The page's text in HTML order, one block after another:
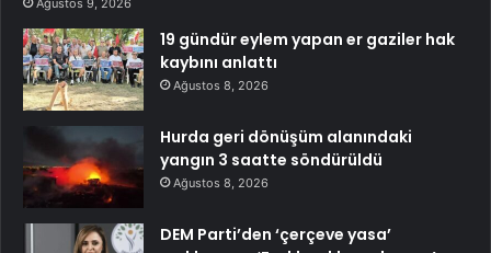
19 gündür eylem yapan er gaziler hak
kaybını anlattı
Ağustos 8, 2026
Hurda geri dönüşüm alanındaki
yangın 3 saatte söndürüldü
Ağustos 8, 2026
DEM Parti’den ‘çerçeve yasa’